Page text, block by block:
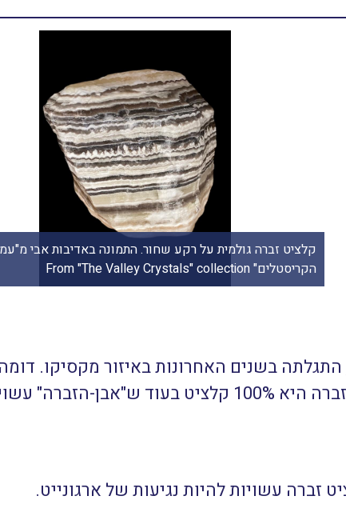
קלציט זברה גולמית על רקע שחור. התמונה באדיבות אבי
הקריסטלים" From "The Valley Crystals" collection
בשנים האחרונות באיזור מקסיקו.
החיצוני לאבן הזברה, אך חשוב לא להתבלבל ביניהן: קלציט-זברה היא 100% קלציט
עשויות להיות נגיעות של ארגונייט.